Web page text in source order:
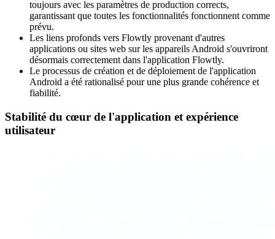
toujours avec les paramètres de production corrects,
garantissant que toutes les fonctionnalités fonctionnent comme
prévu.
Les liens profonds vers Flowtly provenant d'autres
applications ou sites web sur les appareils Android s'ouvriront
désormais correctement dans l'application Flowtly.
Le processus de création et de déploiement de l'application
Android a été rationalisé pour une plus grande cohérence et
fiabilité.
Stabilité du cœur de l'application et expérience
utilisateur